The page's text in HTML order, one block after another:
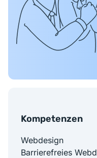
Kompetenzen
Webdesign
Barrierefreies